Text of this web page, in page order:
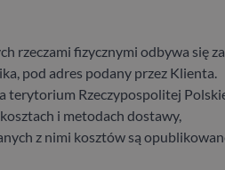
rzeczami fizycznymi odbywa się za
pod adres podany przez Klienta.
terytorium Rzeczypospolitej
i metodach dostawy,
z nimi kosztów są